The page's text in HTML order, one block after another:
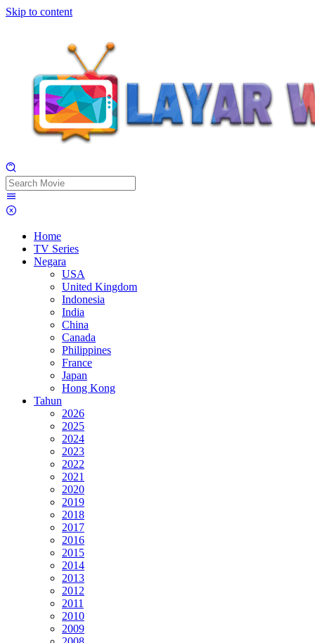
Skip to content
Home
TV Series
Negara
USA
United Kingdom
Indonesia
India
China
Canada
Philippines
France
Japan
Hong Kong
Tahun
2026
2025
2024
2023
2022
2021
2020
2019
2018
2017
2016
2015
2014
2013
2012
2011
2010
2009